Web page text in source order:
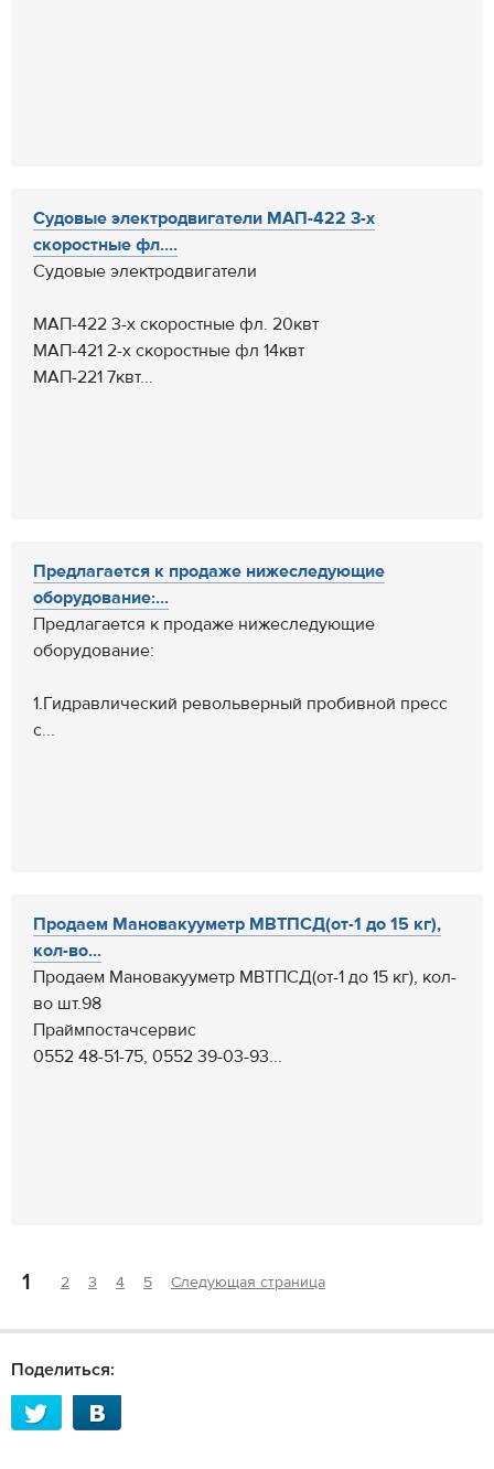
Судовые электродвигатели МАП-422 3-х
скоростные фл....
Судовые электродвигатели
МАП-422 3-х скоростные фл. 20квт
МАП-421 2-х скоростные фл 14квт
МАП-221 7квт...
Предлагается к продаже нижеследующие
оборудование:...
Предлагается к продаже нижеследующие
оборудование:
1.Гидравлический револьверный пробивной пресс
с...
Продаем Мановакууметр МВТПСД(от-1 до 15 кг),
кол-во...
Продаем Мановакууметр МВТПСД(от-1 до 15 кг), кол-
во шт.98
Праймпостачсервис
0552 48-51-75, 0552 39-03-93...
1 2 3 4 5 Следующая страница
Поделиться: